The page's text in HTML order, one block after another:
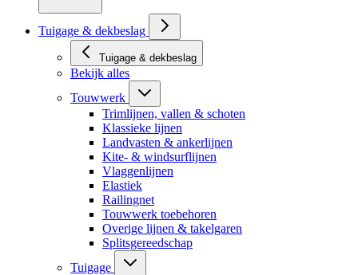
Tuigage & dekbeslag
Tuigage & dekbeslag
Bekijk alles
Touwwerk
Trimlijnen, vallen & schoten
Klassieke lijnen
Landvasten & ankerlijnen
Kite- & windsurflijnen
Vlaggenlijnen
Elastiek
Railingnet
Touwwerk toebehoren
Overige lijnen & takelgaren
Splitsgereedschap
Tuigage